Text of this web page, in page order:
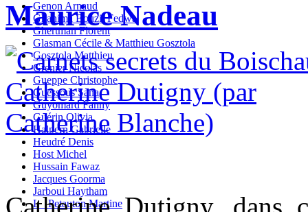
Genon Arnaud
Ghanima Bouzit Fedwa
Ghertman Florent
Glasman Cécile & Matthieu Gosztola
Gosztola Matthieu
Grenier Nicolas
Gueppe Christophe
Guessous Sana
Guyomard Fanny
Guérin Olivia
Halpern Gabrielle
Heudré Denis
Host Michel
Hussain Fawaz
Jacques Goorma
Jarboui Haytham
L_ Petauton Martine
Maurice Nadeau